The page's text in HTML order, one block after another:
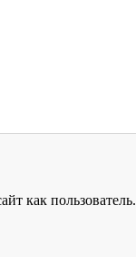
как пользователь.